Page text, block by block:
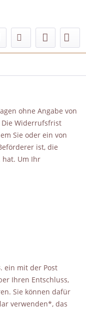
ohne Angabe von
Widerrufsfrist
Sie oder ein von
ist, die
hat. Um Ihr
ein mit der Post
Ihren Entschluss,
Sie können dafür
verwenden*, das